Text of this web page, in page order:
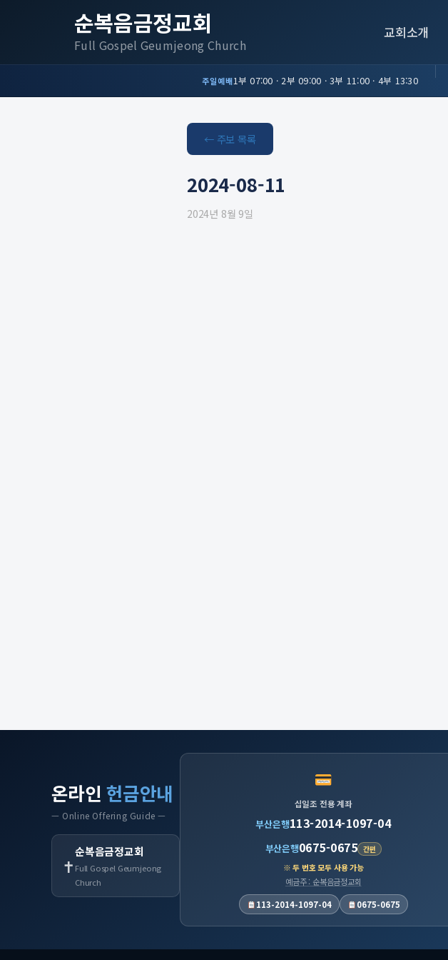
순복음금정교회
Full Gospel Geumjeong Church
교회소개
주일예배1부 07:00 · 2부 09:00 · 3부 11:00 · 4부 13:30
← 주보 목록
2024-08-11
2024년 8월 9일
온라인 헌금안내
— Online Offering Guide —
✝
순복음금정교회
Full Gospel Geumjeong
Church
십일조 전용 계좌
부산은행113-2014-1097-04
부산은행0675-0675 간편
※ 두 번호 모두 사용 가능
예금주 : 순복음금정교회
113-2014-1097-04
0675-0675